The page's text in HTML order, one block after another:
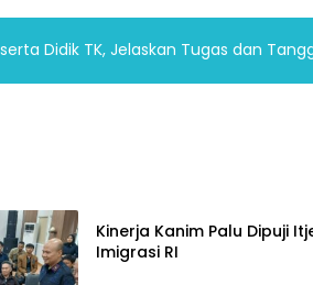
Didik TK, Jelaskan Tugas dan
Kinerja Kanim Palu Dipuji
Imigrasi RI